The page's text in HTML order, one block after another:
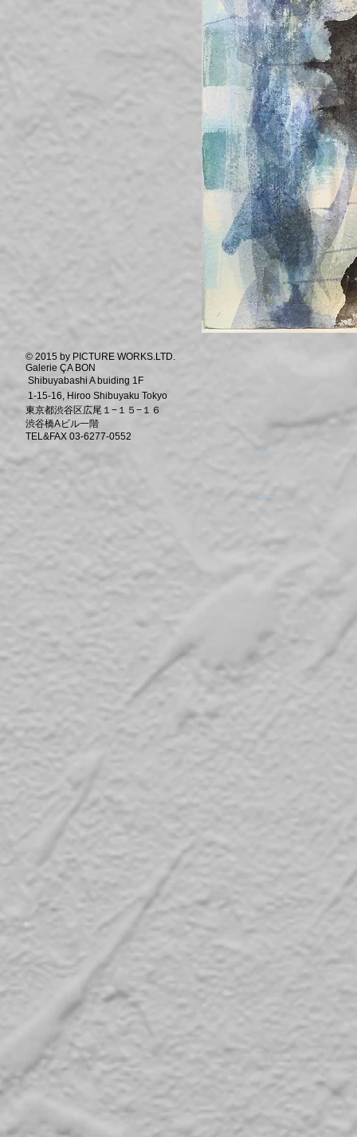
© 2015 by PICTURE WORKS.LTD.
Galerie ÇA BON
Shibuyabashi A buiding 1F
1-15-16, Hiroo Shibuyaku Tokyo
東京都渋谷区広尾１−１５−１６
渋谷橋Aビル一階
TEL&FAX 03-6277-0552
​。